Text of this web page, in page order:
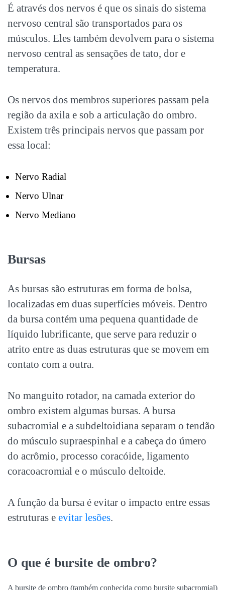
É através dos nervos é que os sinais do sistema
nervoso central são transportados para os
músculos. Eles também devolvem para o sistema
nervoso central as sensações de tato, dor e
temperatura.
Os nervos dos membros superiores passam pela
região da axila e sob a articulação do ombro.
Existem três principais nervos que passam por
essa local:
Nervo Radial
Nervo Ulnar
Nervo Mediano
Bursas
As bursas são estruturas em forma de bolsa,
localizadas em duas superfícies móveis. Dentro
da bursa contém uma pequena quantidade de
líquido lubrificante, que serve para reduzir o
atrito entre as duas estruturas que se movem em
contato com a outra.
No manguito rotador, na camada exterior do
ombro existem algumas bursas. A bursa
subacromial e a subdeltoidiana separam o tendão
do músculo supraespinhal e a cabeça do úmero
do acrômio, processo coracóide, ligamento
coracoacromial e o músculo deltoide.
A função da bursa é evitar o impacto entre essas
estruturas e evitar lesões.
O que é bursite de ombro?
A bursite de ombro (também conhecida como bursite subacromial)